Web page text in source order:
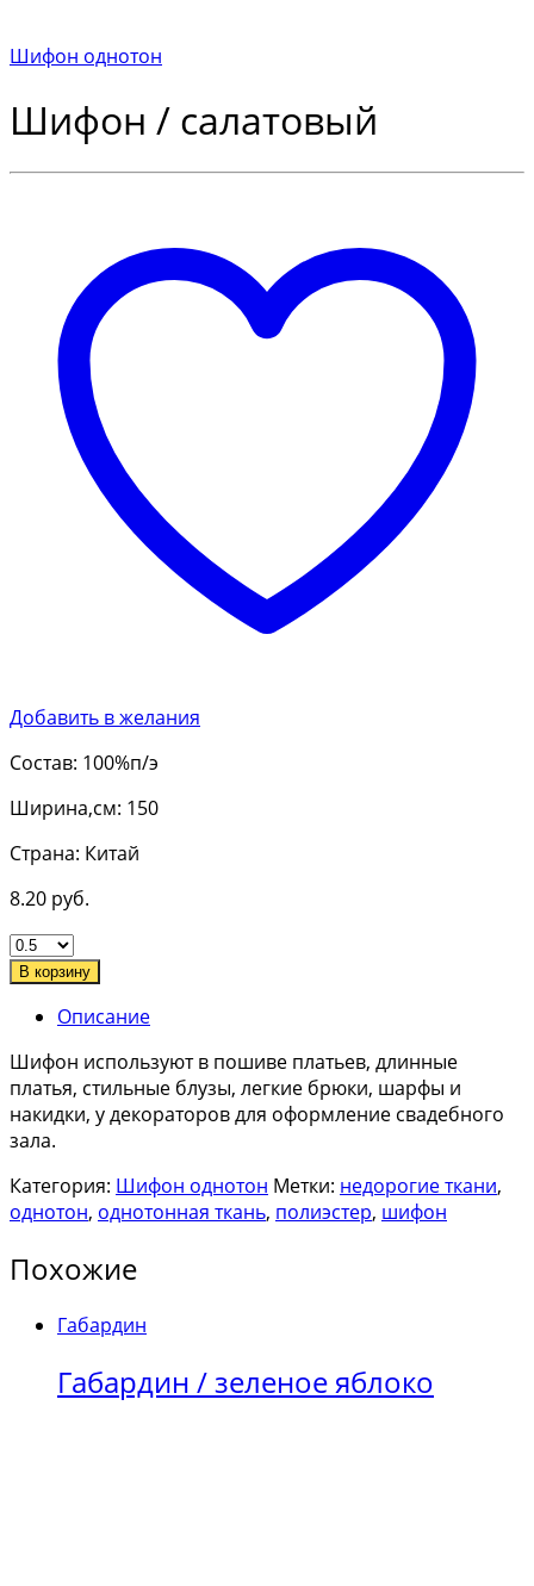
Шифон однотон
Шифон / салатовый
Добавить в желания
Состав: 100%п/э
Ширина,см: 150
Страна: Китай
8.20 руб.
В корзину
Описание
Шифон используют в пошиве платьев, длинные
платья, стильные блузы, легкие брюки, шарфы и
накидки, у декораторов для оформление свадебного
зала.
Категория: Шифон однотон Метки: недорогие ткани,
однотон, однотонная ткань, полиэстер, шифон
Похожие
Габардин
Габардин / зеленое яблоко